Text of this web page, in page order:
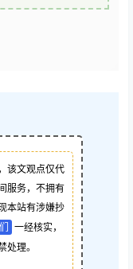
该文观点仅代
服务，不拥有
本站有涉嫌抄
一经核实，
理。